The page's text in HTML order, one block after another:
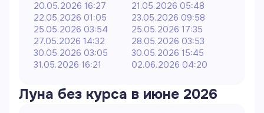
20.05.2026 16:27
21.05.2026 05:48
22.05.2026 01:05
23.05.2026 09:58
25.05.2026 03:54
25.05.2026 17:35
27.05.2026 14:32
28.05.2026 03:53
30.05.2026 03:05
30.05.2026 15:45
31.05.2026 16:21
02.06.2026 04:20
Луна без курса в июне 2026